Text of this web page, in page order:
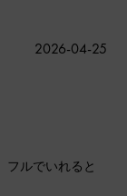
フルでいれると
公
2026-04-25